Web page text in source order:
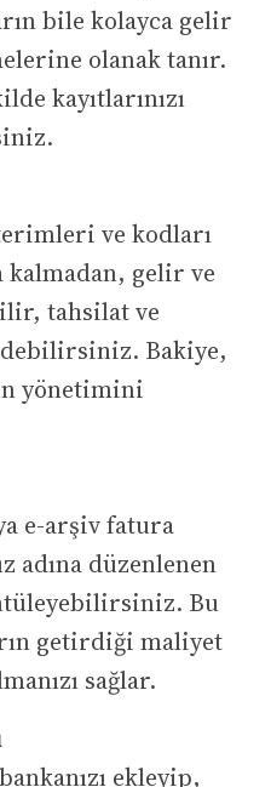
bile kolayca gelir
olanak tanır.
kayıtlarınızı
ve kodları
gelir ve
tahsilat ve
Bakiye,
yönetimini
e-arşiv fatura
düzenlenen
Bu
getirdiği maliyet
sağlar.
ekleyip,